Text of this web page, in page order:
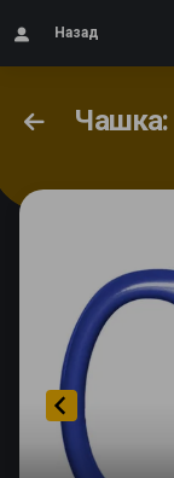
Назад
Чашка: